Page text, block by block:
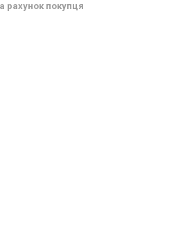
рахунок покупця